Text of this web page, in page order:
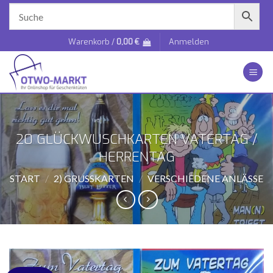
Zum
Inhalt
Warenkorb / 0,00€ Anmelden
20 GLÜCKWUSCHKARTEN VATERTAG /
HERRENTAG
START / 2) GRUSSKARTEN / VERSCHIEDENE ANLÄSSE